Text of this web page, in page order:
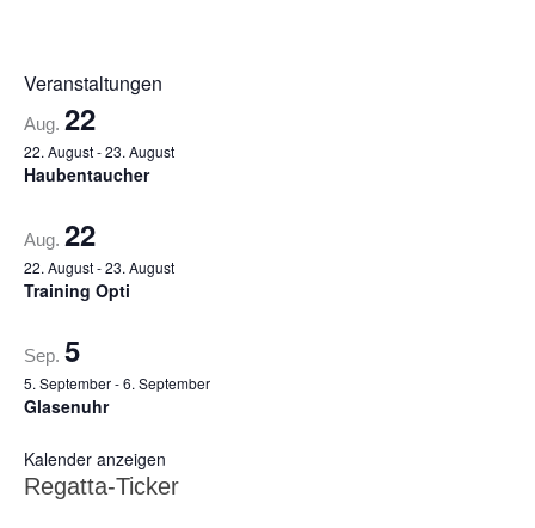
Veranstaltungen
Aug. 22
22. August-23. August
Haubentaucher
Aug. 22
22. August-23. August
Training Opti
Sep. 5
5. September-6. September
Glasenuhr
Kalender anzeigen
Regatta-Ticker